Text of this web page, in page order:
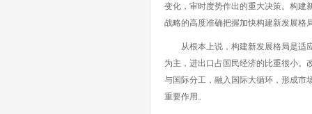
变化，审时度势作出的重大决策。构建
战略的高度准确把握加快构建新发展格
从根本上说，构建新发展格局是适应
为主，进出口占国民经济的比重很小。
与国际分工，融入国际大循环，形成市
重要作用。